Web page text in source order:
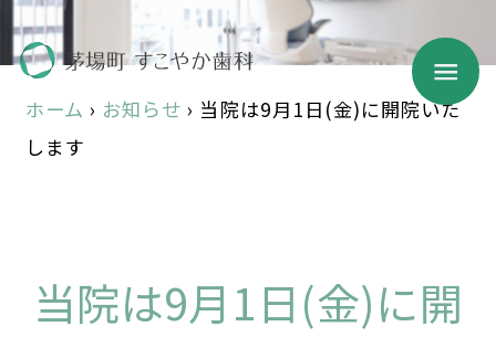
ホーム › お知らせ › 当院は9月1日(金)に開院いた
します
当院は9月1日(金)に開